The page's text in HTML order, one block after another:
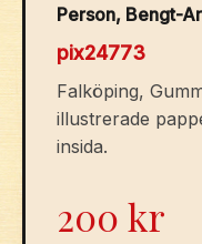
Person, Bengt-
pix24773
Falköping,
illustrerade
insida.
200kr